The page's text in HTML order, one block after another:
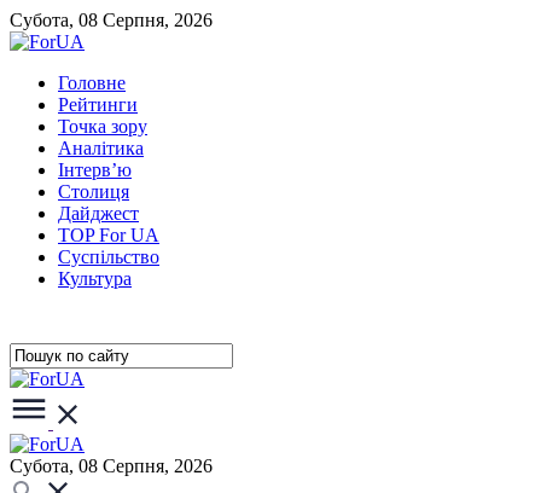
Субота, 08 Серпня, 2026
Головне
Рейтинги
Точка зору
Аналітика
Інтерв’ю
Столиця
Дайджест
TOP For UA
Суспiльство
Культура
Субота, 08 Серпня, 2026